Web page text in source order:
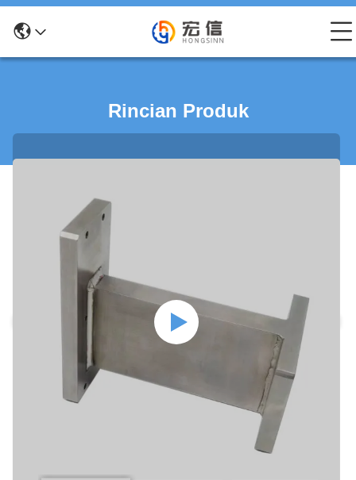
Rincian Produk